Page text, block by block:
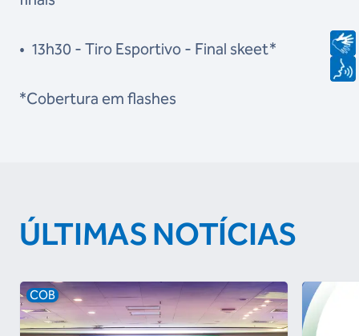
• 13h30 - Tiro Esportivo - Final skeet*
*Cobertura em flashes
ÚLTIMAS NOTÍCIAS
COB